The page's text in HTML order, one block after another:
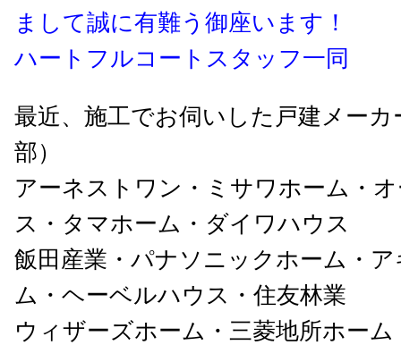
まして誠に有難う御座います！
ハートフルコートスタッフ一同
最近、施工でお伺いした戸建メーカ
部）
アーネストワン・ミサワホーム・
ス・タマホーム・ダイワハウス
飯田産業・パナソニックホーム・
ム・ヘーベルハウス・住友林業
ウィザーズホーム・三菱地所ホー